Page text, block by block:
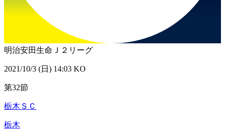
明治安田生命Ｊ２リーグ
2021/10/3 (日) 14:03 KO
第32節
栃木ＳＣ
栃木